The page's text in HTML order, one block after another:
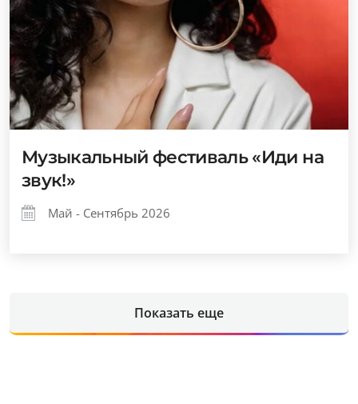
Музыкальный фестиваль «Иди на
звук!»
Май - Сентябрь 2026
Показать еще